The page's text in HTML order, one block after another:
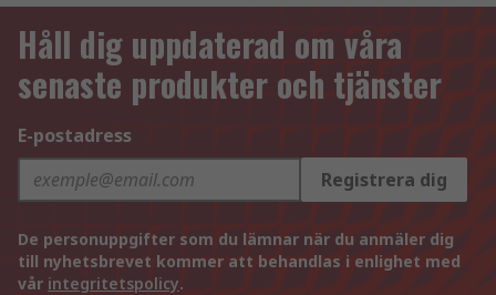
Håll dig uppdaterad om våra
senaste produkter och tjänster
E-postadress
Registrera dig
De personuppgifter som du lämnar när du anmäler dig
till nyhetsbrevet kommer att behandlas i enlighet med
vår integritetspolicy.